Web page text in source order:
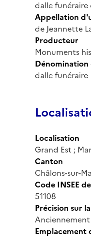
dalle funéraire
Appellation
de Jeannette
Producteur
Monuments
dalle funéraire
Localisation
Grand Est ;
Canton
Châlons-sur-
Code INSEE
51108
Précision sur